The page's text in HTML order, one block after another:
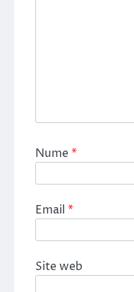
Nume*
Email *
Site web